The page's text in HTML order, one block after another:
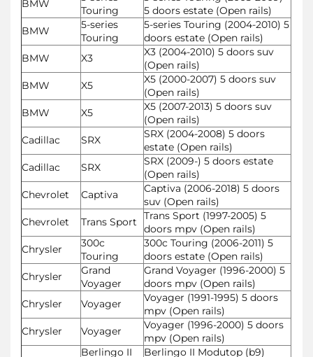
BMW
Touring
5 doors estate (Open rails)
BMW
5-series
Touring
5-series Touring (2004-2010) 5
doors estate (Open rails)
BMW
X3
X3 (2004-2010) 5 doors suv
(Open rails)
BMW
X5
X5 (2000-2007) 5 doors suv
(Open rails)
BMW
X5
X5 (2007-2013) 5 doors suv
(Open rails)
Cadillac
SRX
SRX (2004-2008) 5 doors
estate (Open rails)
Cadillac
SRX
SRX (2009-) 5 doors estate
(Open rails)
Chevrolet
Captiva
Captiva (2006-2018) 5 doors
suv (Open rails)
Chevrolet
Trans Sport
Trans Sport (1997-2005) 5
doors mpv (Open rails)
Chrysler
300c
Touring
300c Touring (2006-2011) 5
doors estate (Open rails)
Chrysler
Grand
Voyager
Grand Voyager (1996-2000) 5
doors mpv (Open rails)
Chrysler
Voyager
Voyager (1991-1995) 5 doors
mpv (Open rails)
Chrysler
Voyager
Voyager (1996-2000) 5 doors
mpv (Open rails)
Berlingo II
Berlingo II Modutop (b9)